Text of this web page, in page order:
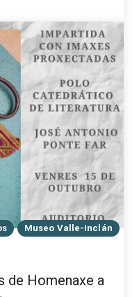
Museo Valle-Inclán
de Homenaxe a